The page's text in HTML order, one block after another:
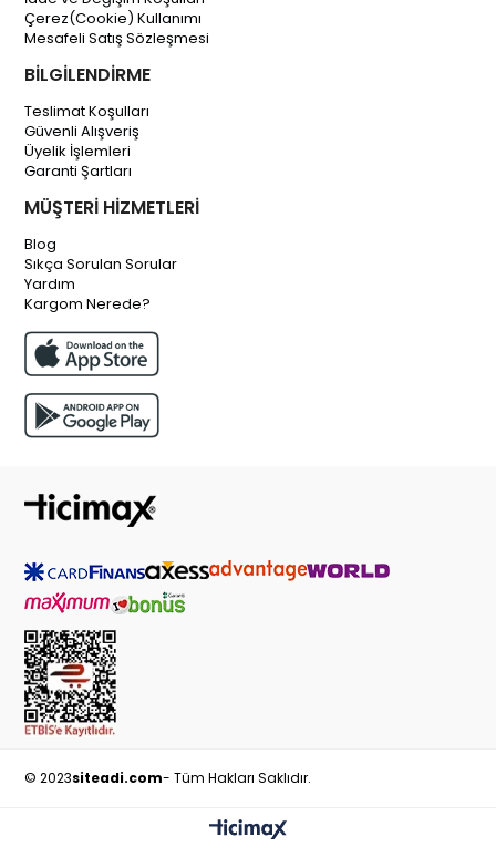
Çerez(Cookie) Kullanımı
Mesafeli Satış Sözleşmesi
BİLGİLENDİRME
Teslimat Koşulları
Güvenli Alışveriş
Üyelik İşlemleri
Garanti Şartları
MÜŞTERİ HİZMETLERİ
Blog
Sıkça Sorulan Sorular
Yardım
Kargom Nerede?
© 2023siteadi.com- Tüm Hakları Saklıdır.